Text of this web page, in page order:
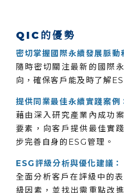
QIC的優勢
密切掌握國際永續發展脈動
隨時密切關注最新的國際
向，確保客戶能及時了解
提供同業最佳永續實踐案例
藉由深入研究產業內成功
要素，向客戶提供最佳實
步完善自身的ESG管理。
ESG評級分析與優化建議：
全面分析客戶在評級中的
級因素，並找出需重點改